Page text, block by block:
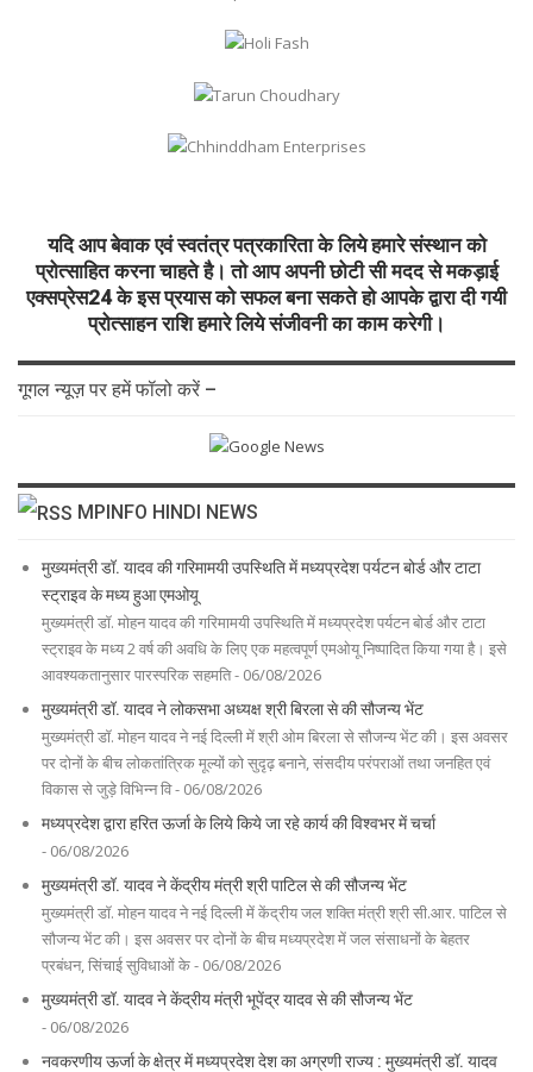
यदि आप बेवाक एवं स्वतंत्र पत्रकारिता के लिये हमारे संस्थान को
प्रोत्साहित करना चाहते है। तो आप अपनी छोटी सी मदद से मकड़ाई
एक्सप्रेस24 के इस प्रयास को सफल बना सकते हो आपके द्वारा दी गयी
प्रोत्साहन राशि हमारे लिये संजीवनी का काम करेगी।
गूगल न्यूज़ पर हमें फॉलो करें –
MPINFO HINDI NEWS
मुख्यमंत्री डॉ. यादव की गरिमामयी उपस्थिति में मध्यप्रदेश पर्यटन बोर्ड और टाटा
स्ट्राइव के मध्य हुआ एमओयू
मुख्यमंत्री डॉ. मोहन यादव की गरिमामयी उपस्थिति में मध्यप्रदेश पर्यटन बोर्ड और टाटा
स्ट्राइव के मध्य 2 वर्ष की अवधि के लिए एक महत्वपूर्ण एमओयू निष्पादित किया गया है। इसे
आवश्यकतानुसार पारस्परिक सहमति - 06/08/2026
मुख्यमंत्री डॉ. यादव ने लोकसभा अध्यक्ष श्री बिरला से की सौजन्य भेंट
मुख्यमंत्री डॉ. मोहन यादव ने नई दिल्ली में श्री ओम बिरला से सौजन्य भेंट की। इस अवसर
पर दोनों के बीच लोकतांत्रिक मूल्यों को सुदृढ़ बनाने, संसदीय परंपराओं तथा जनहित एवं
विकास से जुड़े विभिन्न वि - 06/08/2026
मध्यप्रदेश द्वारा हरित ऊर्जा के लिये किये जा रहे कार्य की विश्वभर में चर्चा
- 06/08/2026
मुख्यमंत्री डॉ. यादव ने केंद्रीय मंत्री श्री पाटिल से की सौजन्य भेंट
मुख्यमंत्री डॉ. मोहन यादव ने नई दिल्ली में केंद्रीय जल शक्ति मंत्री श्री सी.आर. पाटिल से
सौजन्य भेंट की। इस अवसर पर दोनों के बीच मध्यप्रदेश में जल संसाधनों के बेहतर
प्रबंधन, सिंचाई सुविधाओं के - 06/08/2026
मुख्यमंत्री डॉ. यादव ने केंद्रीय मंत्री भूपेंद्र यादव से की सौजन्य भेंट
- 06/08/2026
नवकरणीय ऊर्जा के क्षेत्र में मध्यप्रदेश देश का अग्रणी राज्य : मुख्यमंत्री डॉ. यादव